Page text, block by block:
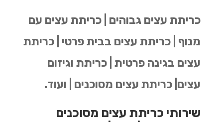
כריתת עצים גבוהים | כריתת עצים עם
מנוף | כריתת עצים בבית פרטי | כריתת
עצים בגינה פרטית | כריתת וגיזום
עצים| כריתת עצים מסוכנים | ועוד.
שירותי כריתת עצים מסוכנים